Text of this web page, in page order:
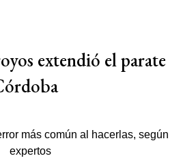
extendió el parate